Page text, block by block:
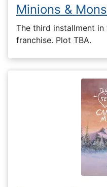
Minions &
The third installment
franchise. Plot TBA.